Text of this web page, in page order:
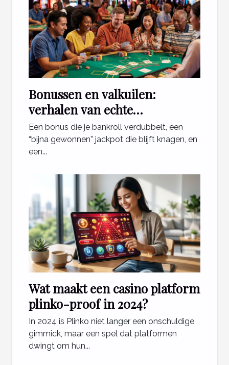
Bonussen en valkuilen:
verhalen van echte
casinospelers
Een bonus die je bankroll verdubbelt, een
“bijna gewonnen” jackpot die blijft knagen, en
een...
Wat maakt een casino platform
plinko-proof in 2024?
In 2024 is Plinko niet langer een onschuldige
gimmick, maar een spel dat platformen
dwingt om hun...